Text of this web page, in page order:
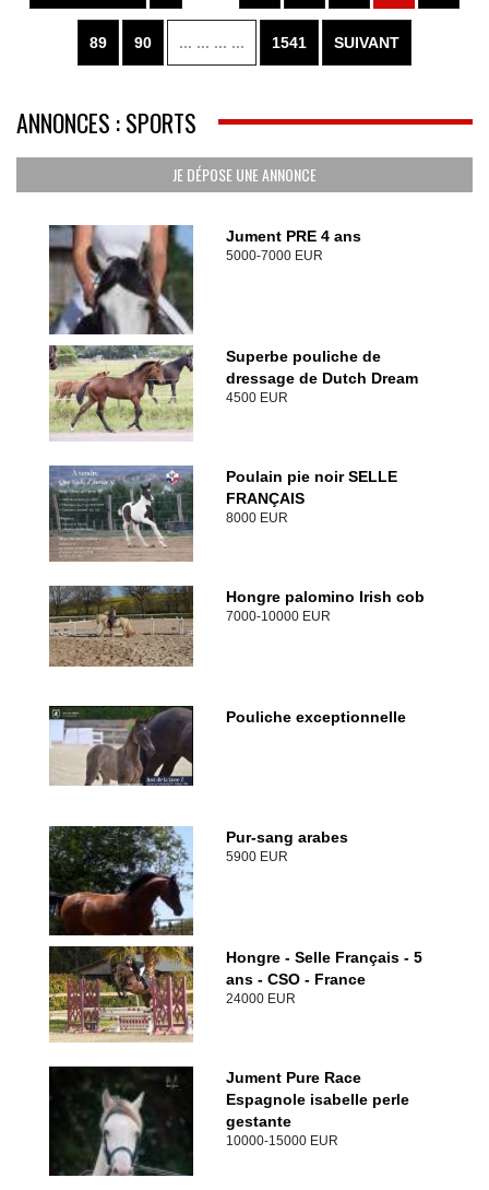
89 90 ... ... ... ... 1541 SUIVANT
ANNONCES : SPORTS
JE DÉPOSE UNE ANNONCE
Jument PRE 4 ans
5000-7000 EUR
Superbe pouliche de
dressage de Dutch Dream
4500 EUR
Poulain pie noir SELLE
FRANÇAIS
8000 EUR
Hongre palomino Irish cob
7000-10000 EUR
Pouliche exceptionnelle
Pur-sang arabes
5900 EUR
Hongre - Selle Français - 5
ans - CSO - France
24000 EUR
Jument Pure Race
Espagnole isabelle perle
gestante
10000-15000 EUR